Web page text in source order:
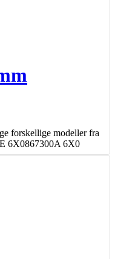
forskellige modeller fra
6X0867300A 6X0